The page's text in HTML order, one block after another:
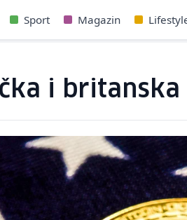
Sport Magazin
i